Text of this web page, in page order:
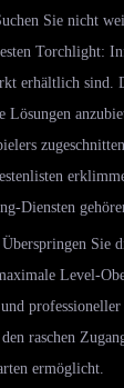
Sie nicht
Torchlight:
erhältlich sind.
Lösungen
Diensten
Sie
Level-
professioneller
raschen
ermöglicht.